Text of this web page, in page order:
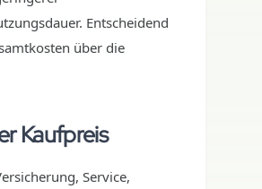
Entscheidend
über die
Kaufpreis
Service,